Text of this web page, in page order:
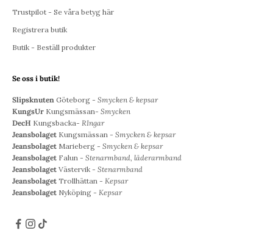
Trustpilot - Se våra betyg här
Registrera butik
Butik - Beställ produkter
Se oss i butik!
Slipsknuten Göteborg - Smycken & kepsar
KungsUr Kungsmässan- Smycken
DecH Kungsbacka- RIngar
Jeansbolaget Kungsmässan - Smycken & kepsar
Jeansbolaget Marieberg - Smycken & kepsar
Jeansbolaget Falun - Stenarmband, läderarmband
Jeansbolaget Västervik - Stenarmband
Jeansbolaget Trollhättan - Kepsar
Jeansbolaget Nyköping - Kepsar